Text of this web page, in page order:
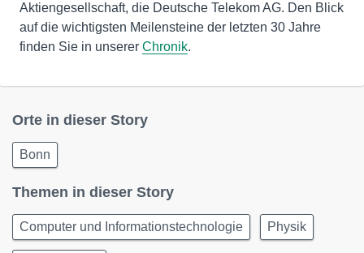
Aktiengesellschaft, die Deutsche Telekom AG. Den Blick
auf die wichtigsten Meilensteine der letzten 30 Jahre
finden Sie in unserer Chronik.
Orte in dieser Story
Bonn
Themen in dieser Story
Computer und Informationstechnologie Physik